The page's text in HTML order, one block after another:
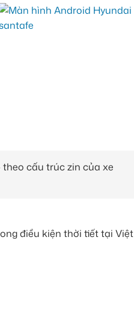
cấu trúc zin của xe
điều kiện thời tiết tại Việt